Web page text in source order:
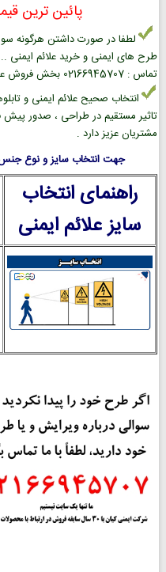
پائین ترین
لطفا در صورت داشتن هرگونه
طرح های ایمنی و خرید علائم ایمنی
تماس : 02166945707 بخش فروش علائم ایمنی
انتخاب صحیح علائم ایمنی و
تاثیر مستقیم در طراحی ، صدور پیش
مشتریان عزیز دارد .
جهت انتخاب سایز و نوع جنس
راهنمای انتخاب
سایز علائم ایمنی